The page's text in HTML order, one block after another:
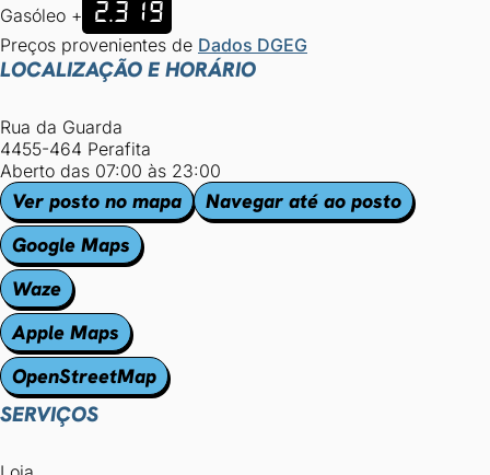
Gasóleo + 2.319
Preços provenientes de Dados DGEG
LOCALIZAÇÃO E HORÁRIO
Rua da Guarda
4455-464 Perafita
Aberto das 07:00 às 23:00
Ver posto no mapa
Navegar até ao posto
Google Maps
Waze
Apple Maps
OpenStreetMap
SERVIÇOS